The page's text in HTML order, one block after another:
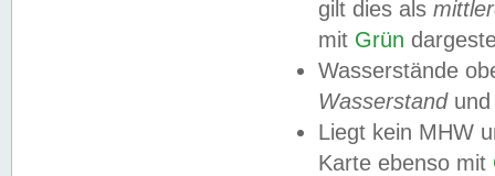
gilt dies als
mit Grün
Wasserstände
Wasserstandund
Liegt kein MHW
Karte ebenso mit